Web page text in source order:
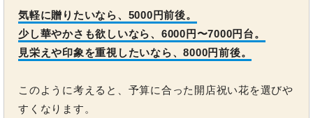
気軽に贈りたいなら、5000円前後。
少し華やかさも欲しいなら、6000円〜7000円台。
見栄えや印象を重視したいなら、8000円前後。
このように考えると、予算に合った開店祝い花を選びや
すくなります。